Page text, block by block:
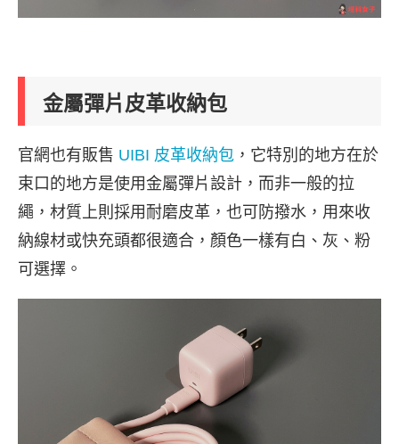
金屬彈片皮革收納包
官網也有販售 UIBI 皮革收納包 ，它特別的地方在於
束口的地方是使用金屬彈片設計，而非一般的拉
繩，材質上則採用耐磨皮革，也可防撥水，用來收
納線材或快充頭都很適合，顏色一樣有白、灰、粉
可選擇。